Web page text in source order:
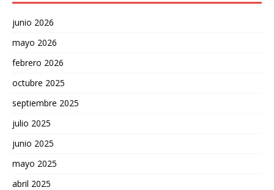
junio 2026
mayo 2026
febrero 2026
octubre 2025
septiembre 2025
julio 2025
junio 2025
mayo 2025
abril 2025